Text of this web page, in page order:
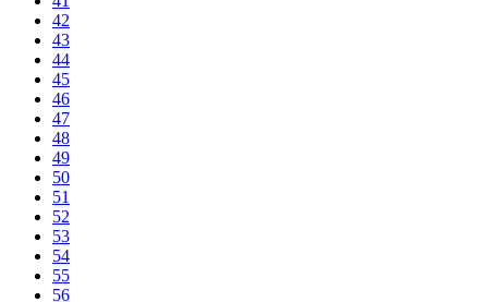
42
43
44
45
46
47
48
49
50
51
52
53
54
55
56